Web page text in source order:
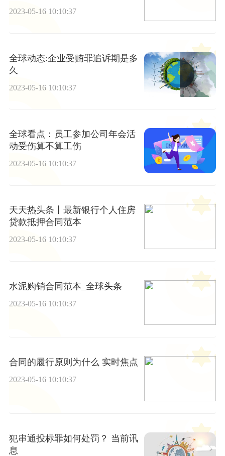
2023-05-16 10:10:37
全球动态:企业受贿罪追诉期是多
久
2023-05-16 10:10:37
全球看点：员工参加公司年会活
动受伤算不算工伤
2023-05-16 10:10:37
天天热头条丨最新银行个人住房
贷款抵押合同范本
2023-05-16 10:10:37
水泥购销合同范本_全球头条
2023-05-16 10:10:37
合同的履行原则为什么 实时焦点
2023-05-16 10:10:37
犯串通投标罪如何处罚？ 当前讯
息